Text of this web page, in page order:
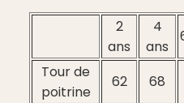
2
ans
4
ans
Tour de
poitrine
62 68